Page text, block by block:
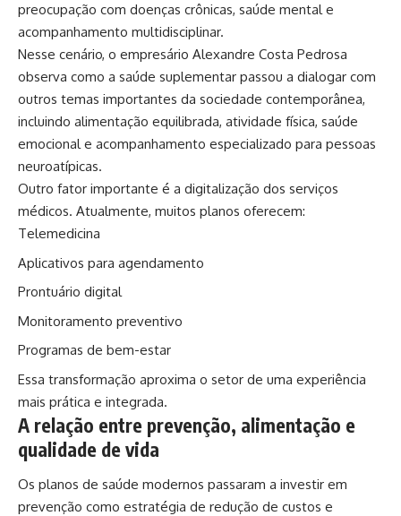
preocupação com doenças crônicas, saúde mental e
acompanhamento multidisciplinar.
Nesse cenário, o empresário Alexandre Costa Pedrosa
observa como a saúde suplementar passou a dialogar com
outros temas importantes da sociedade contemporânea,
incluindo alimentação equilibrada, atividade física, saúde
emocional e acompanhamento especializado para pessoas
neuroatípicas.
Outro fator importante é a digitalização dos serviços
médicos. Atualmente, muitos planos oferecem:
Telemedicina
Aplicativos para agendamento
Prontuário digital
Monitoramento preventivo
Programas de bem-estar
Essa transformação aproxima o setor de uma experiência
mais prática e integrada.
A relação entre prevenção, alimentação e
qualidade de vida
Os planos de saúde modernos passaram a investir em
prevenção como estratégia de redução de custos e